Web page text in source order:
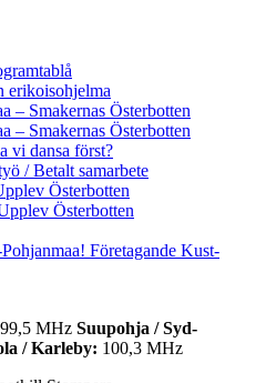
erikoisohjelma
– Smakernas Österbotten
– Smakernas Österbotten
vi dansa först?
/ Betalt samarbete
Österbotten
Österbotten
Företagande Kust-
99,5 MHz Suupohja / Syd-
/ Karleby: 100,3 MHz